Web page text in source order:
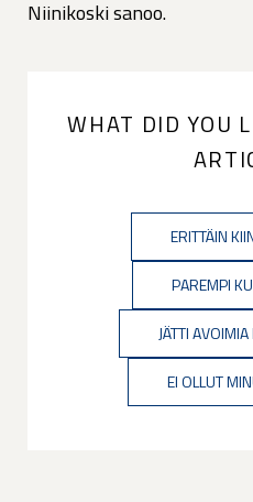
Niinikoski sanoo.
WHAT DID YOU
ERITTÄIN
PAREMPI
JÄTTI
EI OLLUT